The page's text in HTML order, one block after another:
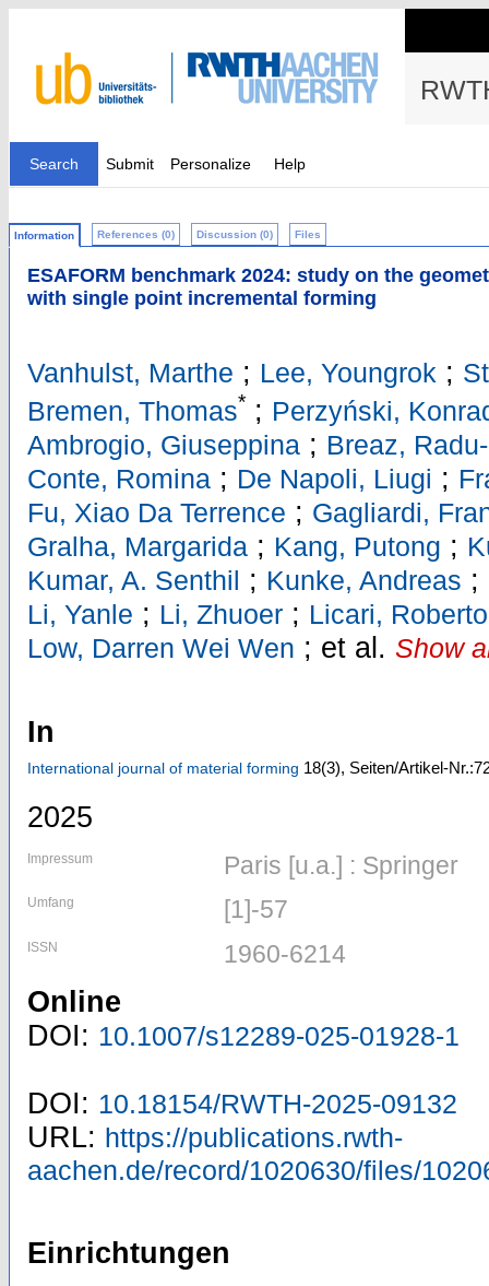
Search Submit Personalize Help
Information References (0) Discussion (0) Files
ESAFORM benchmark 2024: study on the
with single point incremental forming
Vanhulst, Marthe ; Lee, Youngrok ;
Bremen, Thomas* ; Perzyński,
Ambrogio, Giuseppina ; Breaz,
Conte, Romina ; De Napoli, Liugi ;
Fu, Xiao Da Terrence ; Gagliardi,
Gralha, Margarida ; Kang, Putong ;
Kumar, A. Senthil ; Kunke, Andreas ;
Li, Yanle ; Li, Zhuoer ; Licari, Roberto
Low, Darren Wei Wen ; et al. Show
In
International journal of material forming 18(3), Seiten/Artikel-
2025
Impressum Paris [u.a.] : Springer
Umfang [1]-57
ISSN 1960-6214
Online
DOI: 10.1007/s12289-025-01928-1
DOI: 10.18154/RWTH-2025-09132
URL: https://publications.rwth-
aachen.de/record/1020630/files/
Einrichtungen